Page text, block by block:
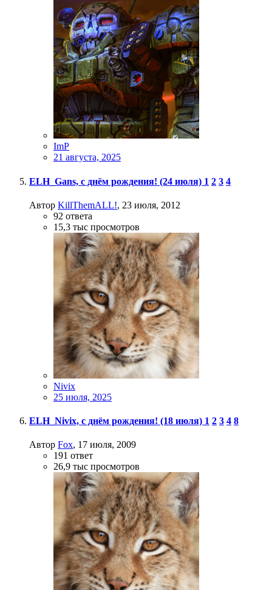
ImP
21 августа, 2025
ELH_Gans, с днём рождения! (24 июля) 1 2 3 4
Автор KillThemALL!, 23 июля, 2012
92 ответа
15,3 тыс просмотров
Nivix
25 июля, 2025
ELH_Nivix, с днём рождения! (18 июля) 1 2 3 4 8
Автор Fox, 17 июля, 2009
191 ответ
26,9 тыс просмотров